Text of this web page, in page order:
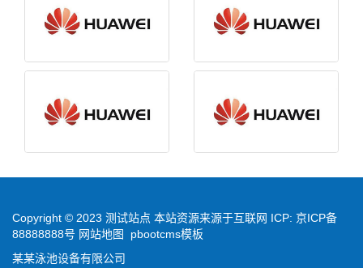
Copyright © 2023 测试站点 本站资源来源于互联网 ICP: 京ICP备
88888888号 网站地图
pbootcms模板
某某泳池设备有限公司